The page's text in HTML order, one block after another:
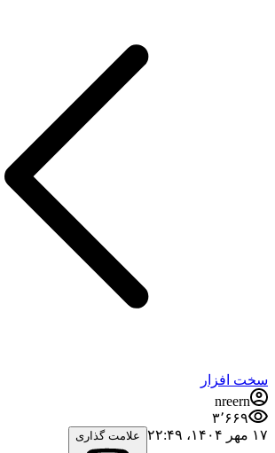
سخت افزار
nreern
۳٬۶۶۹
۱۷ مهر ۱۴۰۴،‏ ۲۲:۴۹
علامت گذاری